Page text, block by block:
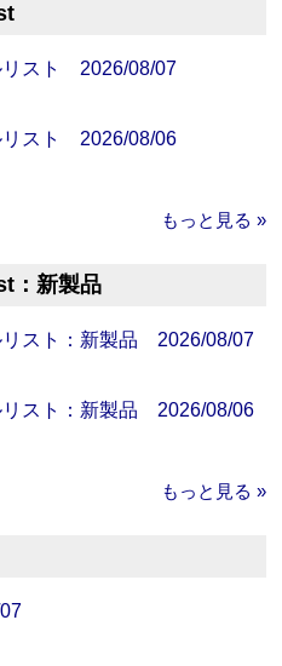
リスト 2026/08/07
リスト 2026/08/06
もっと見る »
：新製品
リスト：新製品 2026/08/07
リスト：新製品 2026/08/06
もっと見る »